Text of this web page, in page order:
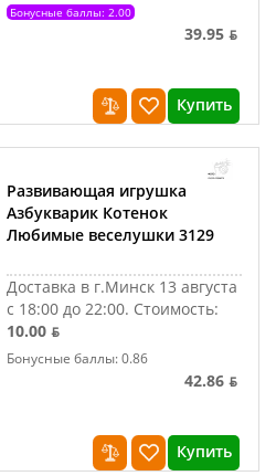
Бонусные баллы: 2.00
39.95 ƃ
Купить
Развивающая игрушка
Азбукварик Котенок
Любимые веселушки 3129
Доставка в г.Минск 13 августа
с 18:00 до 22:00. Стоимость:
10.00 ƃ
Бонусные баллы: 0.86
42.86 ƃ
Купить